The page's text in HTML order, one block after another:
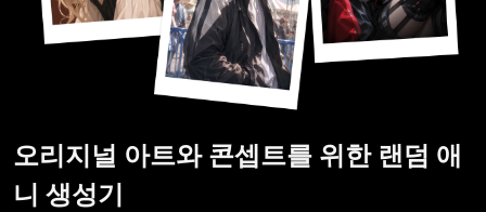
오리지널 아트와 콘셉트를 위한 랜덤 애
니 생성기